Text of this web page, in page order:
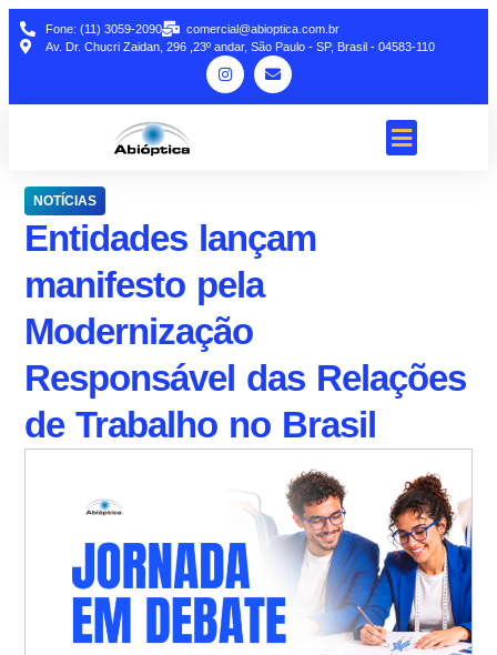
Fone: (11) 3059-2090
comercial@abioptica.com.br
Av. Dr. Chucri Zaidan, 296 ,23º andar, São Paulo - SP, Brasil - 04583-110
NOTÍCIAS
Entidades lançam
manifesto pela
Modernização
Responsável das Relações
de Trabalho no Brasil